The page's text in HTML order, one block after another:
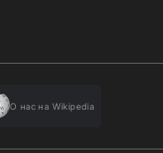
О нас на Wikipedia